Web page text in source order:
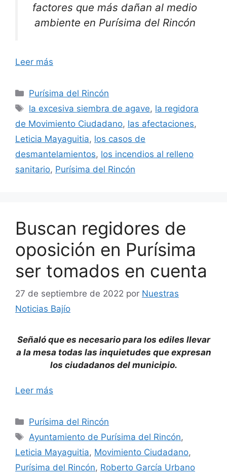
factores que más dañan al medio
ambiente en Purísima del Rincón
Leer más
Categorías
Purísima del Rincón
Etiquetas
la excesiva siembra de agave, la regidora
de Movimiento Ciudadano, las afectaciones,
Leticia Mayaguitia, los casos de
desmantelamientos, los incendios al relleno
sanitario, Purísima del Rincón
Buscan regidores de
oposición en Purísima
ser tomados en cuenta
27 de septiembre de 2022 por Nuestras
Noticias Bajío
Señaló que es necesario para los ediles llevar
a la mesa todas las inquietudes que expresan
los ciudadanos del municipio.
Leer más
Categorías
Purísima del Rincón
Etiquetas
Ayuntamiento de Purísima del Rincón,
Leticia Mayaguitia, Movimiento Ciudadano,
Purísima del Rincón, Roberto García Urbano